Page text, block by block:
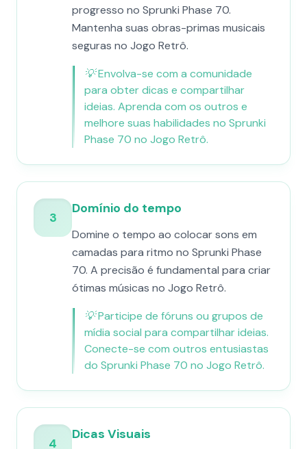
progresso no Sprunki Phase 70.
Mantenha suas obras-primas musicais
seguras no Jogo Retrô.
💡Envolva-se com a comunidade
para obter dicas e compartilhar
ideias. Aprenda com os outros e
melhore suas habilidades no Sprunki
Phase 70 no Jogo Retrô.
3
Domínio do tempo
Domine o tempo ao colocar sons em
camadas para ritmo no Sprunki Phase
70. A precisão é fundamental para criar
ótimas músicas no Jogo Retrô.
💡Participe de fóruns ou grupos de
mídia social para compartilhar ideias.
Conecte-se com outros entusiastas
do Sprunki Phase 70 no Jogo Retrô.
4
Dicas Visuais